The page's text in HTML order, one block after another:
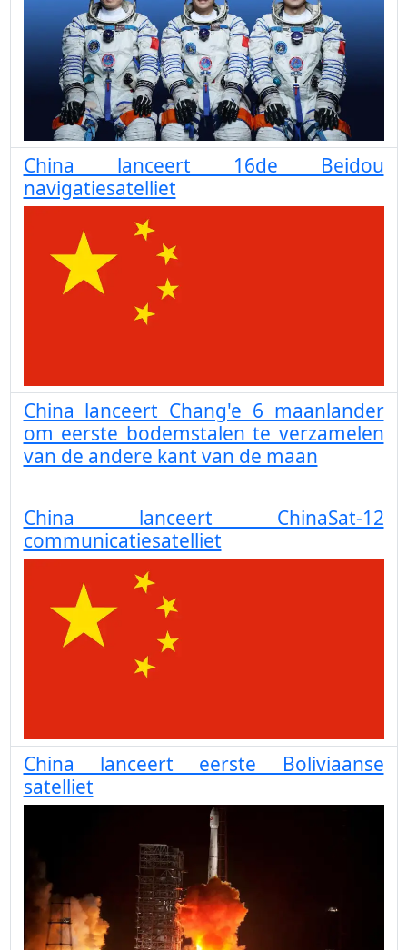
China lanceert 16de Beidou
navigatiesatelliet
China lanceert Chang'e 6 maanlander
om eerste bodemstalen te verzamelen
van de andere kant van de maan
China lanceert ChinaSat-12
communicatiesatelliet
China lanceert eerste Boliviaanse
satelliet